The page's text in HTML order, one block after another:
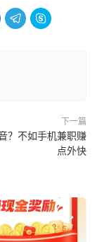
 
下一篇
？不如手机兼职赚
点外快